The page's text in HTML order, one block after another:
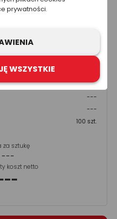
jako zaproszenie lub
kupna produktów lub usług firm
zmiany, zastąpienia lub
internetowej i zawartych na
---
---
100 szt.
za sztukę
---
koszt netto
prywatności.
WSZYSTKIE